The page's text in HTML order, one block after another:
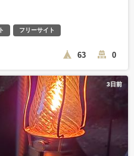
フリーサイト
63 0
3日前